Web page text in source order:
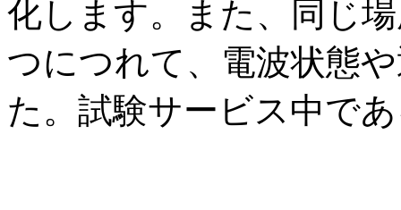
化します。また、同じ
つにつれて、電波状態
た。試験サービス中で